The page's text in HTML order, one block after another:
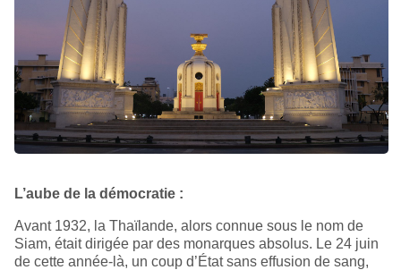
L’aube de la démocratie :
Avant 1932, la Thaïlande, alors connue sous le nom de
Siam, était dirigée par des monarques absolus. Le 24 juin
de cette année-là, un coup d’État sans effusion de sang,